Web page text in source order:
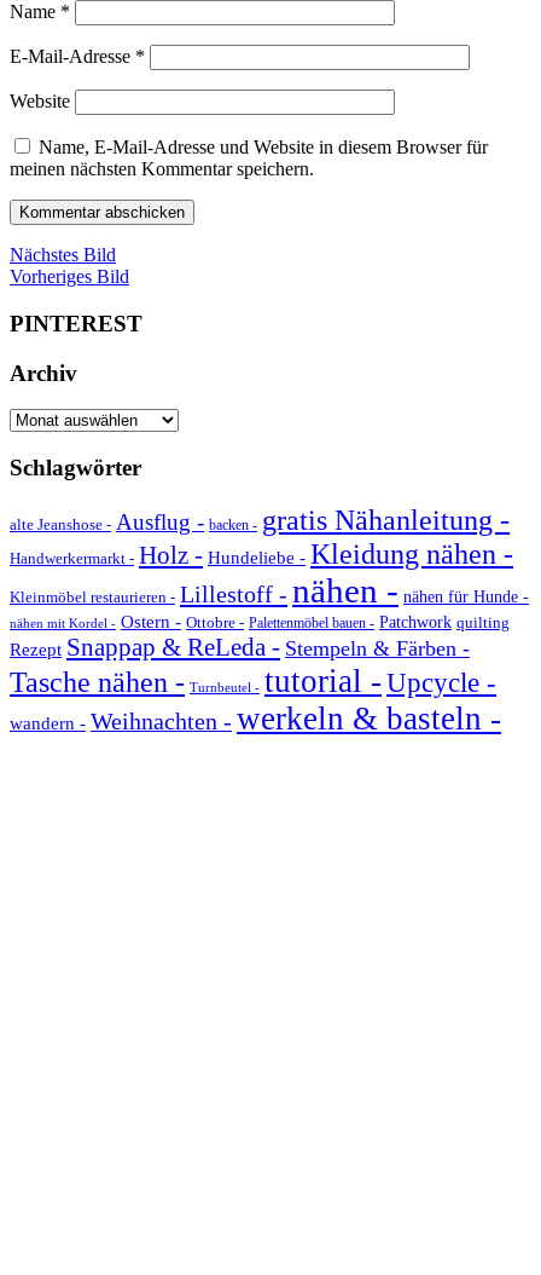
Name *
E-Mail-Adresse *
Website
Name, E-Mail-Adresse und Website in diesem Browser für
meinen nächsten Kommentar speichern.
Nächstes Bild
Vorheriges Bild
PINTEREST
Archiv
Archiv
Schlagwörter
alte Jeanshose - Ausflug - backen - gratis Nähanleitung -
Handwerkermarkt - Holz - Hundeliebe - Kleidung nähen -
Kleinmöbel restaurieren - Lillestoff - nähen - nähen für Hunde -
nähen mit Kordel - Ostern - Ottobre - Palettenmöbel bauen - Patchwork quilting
Rezept Snappap & ReLeda - Stempeln & Färben -
Tasche nähen - Turnbeutel - tutorial -Upcycle -
wandern - Weihnachten - werkeln & basteln -